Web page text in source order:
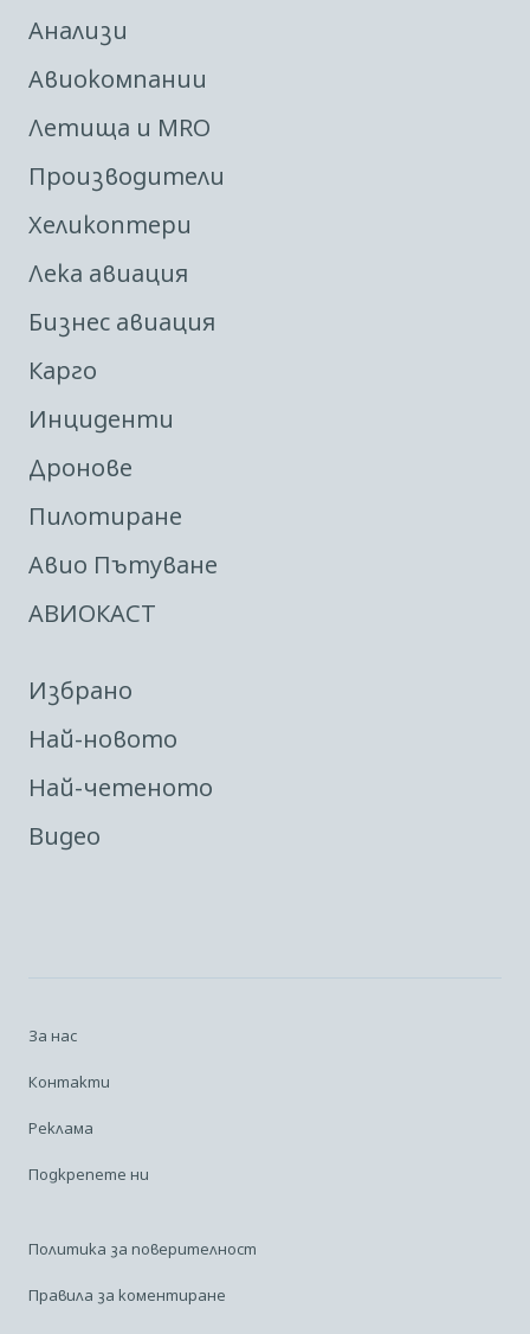
Анализи
Авиокомпании
Летища и MRO
Производители
Хеликоптери
Лека авиация
Бизнес авиация
Карго
Инциденти
Дронове
Пилотиране
Авио Пътуване
АВИОКАСТ
Избрано
Най-новото
Най-четеното
Видео
За нас
Контакти
Реклама
Подкрепете ни
Политика за поверителност
Правила за коментиране